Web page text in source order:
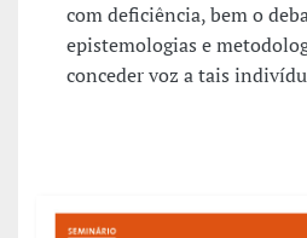
com deficiência, bem o
epistemologias e
conceder voz a tais